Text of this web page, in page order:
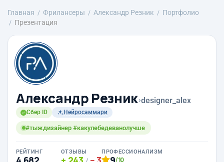
Главная Фрилансеры Александр Резник
Портфолио
Презентация
Александр Резник›designer_alex
Сбер ID Нейросаммари
#тыждизайнер #какулебедеванолучше
РЕЙТИНГ ОТЗЫВЫ ПРОФЕССИОНАЛИЗМ
/10